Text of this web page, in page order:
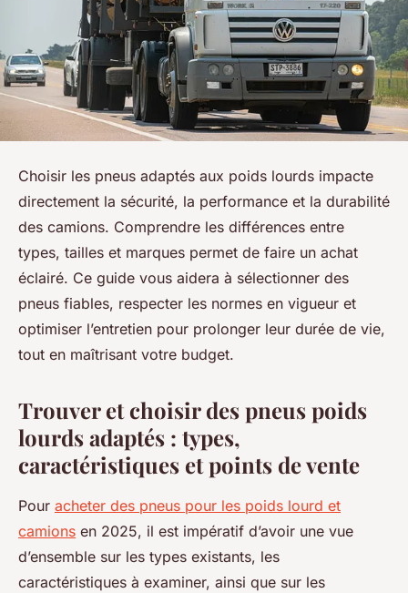
Choisir les pneus adaptés aux poids lourds impacte
directement la sécurité, la performance et la durabilité
des camions. Comprendre les différences entre
types, tailles et marques permet de faire un achat
éclairé. Ce guide vous aidera à sélectionner des
pneus fiables, respecter les normes en vigueur et
optimiser l’entretien pour prolonger leur durée de vie,
tout en maîtrisant votre budget.
Trouver et choisir des pneus poids
lourds adaptés : types,
caractéristiques et points de vente
Pour acheter des pneus pour les poids lourd et
camions en 2025, il est impératif d’avoir une vue
d’ensemble sur les types existants, les
caractéristiques à examiner, ainsi que sur les